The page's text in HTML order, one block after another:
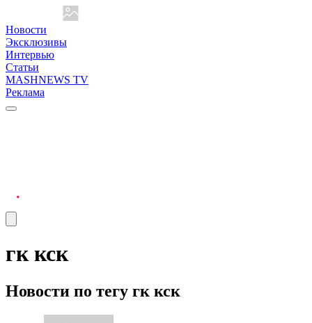
Новости
Эксклюзивы
Интервью
Статьи
MASHNEWS TV
Реклама
гк кск
Новости по тегу гк кск